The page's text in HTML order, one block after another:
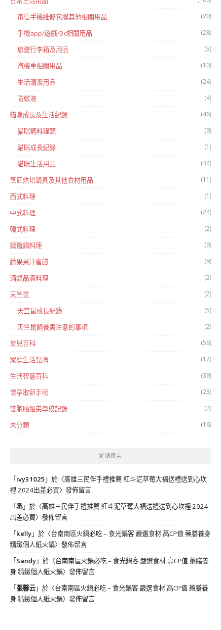
電信手機維修包膜其他相關用品 (20)
手機app/遊戲/3c相關用品 (28)
旅遊行李箱及用品 (5)
汽機車相關用品 (10)
生活清潔用品 (24)
防蚊液 (4)
貓咪成長及生活紀錄 (46)
貓咪飼料罐頭 (9)
貓咪成長紀錄 (1)
貓咪生活用品 (34)
烹飪烘培鍋具及其他食材用品 (11)
西式料理 (1)
中式料理 (24)
韓式料理 (2)
鑄鐵鍋料理 (9)
蔬果果汁蜜餞 (9)
酒類品酒料理 (2)
天竺鼠 (7)
天竺鼠成長紀錄 (5)
天竺鼠飼養需注意的事項 (2)
育兒百科 (56)
家庭生活點滴 (17)
生活智慧百科 (39)
懷孕取卵手術 (23)
雙胞胎姐弟學校記錄 (2)
未分類 (16)
近期留言
「ivy31025 」於〈高雄三民伴手禮推薦 紅斗泥草莓大福送禮送到心坎
裡 2024出差必買〉發佈留言
「丞」於〈高雄三民伴手禮推薦 紅斗泥草莓大福送禮送到心坎裡 2024
出差必買〉發佈留言
「kelly」於〈台南南區火鍋必吃 – 食光鍋客 嚴選食材 高CP值 藥膳養身
精緻個人紙火鍋〉發佈留言
「Sandy」於〈台南南區火鍋必吃 – 食光鍋客 嚴選食材 高CP值 藥膳養
身 精緻個人紙火鍋〉發佈留言
「張馨云」於〈台南南區火鍋必吃 – 食光鍋客 嚴選食材 高CP值 藥膳養
身 精緻個人紙火鍋〉發佈留言